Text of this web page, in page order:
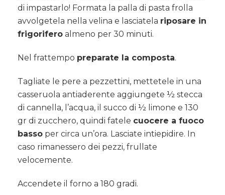
di impastarlo! Formata la palla di pasta frolla
avvolgetela nella velina e lasciatela riposare in
frigorifero almeno per 30 minuti.
Nel frattempo preparate la composta.
Tagliate le pere a pezzettini, mettetele in una
casseruola antiaderente aggiungete ½ stecca
di cannella, l’acqua, il succo di ½ limone e 130
gr di zucchero, quindi fatele cuocere a fuoco
basso per circa un’ora. Lasciate intiepidire. In
caso rimanessero dei pezzi, frullate
velocemente.
Accendete il forno a 180 gradi.